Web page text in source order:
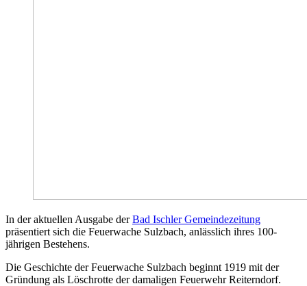
In der aktuellen Ausgabe derBad Ischler Gemeindezeitung
präsentiert sich die Feuerwache Sulzbach, anlässlich ihres 100-
jährigen Bestehens.
Die Geschichte der Feuerwache Sulzbach beginnt 1919 mit der
Gründung als Löschrotte der damaligen Feuerwehr Reiterndorf.